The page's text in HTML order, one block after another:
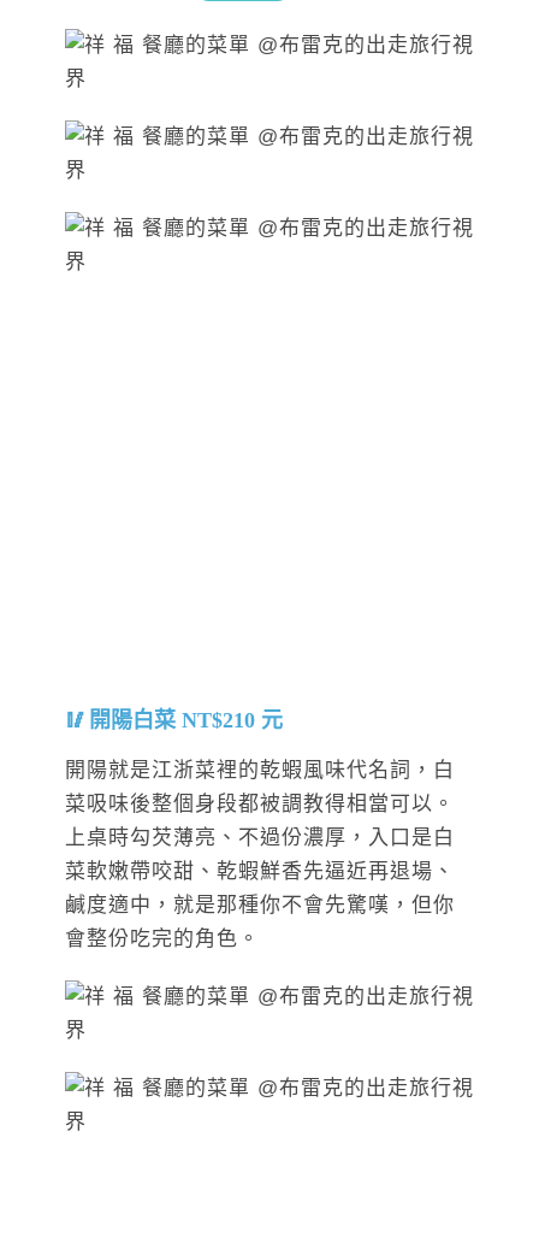
開陽白菜 NT$210 元
開陽就是江浙菜裡的乾蝦風味代名詞，白
菜吸味後整個身段都被調教得相當可以。
上桌時勾芡薄亮、不過份濃厚，入口是白
菜軟嫩帶咬甜、乾蝦鮮香先逼近再退場、
鹹度適中，就是那種你不會先驚嘆，但你
會整份吃完的角色。